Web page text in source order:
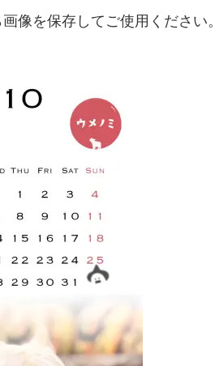
像を保存してご使用ください。